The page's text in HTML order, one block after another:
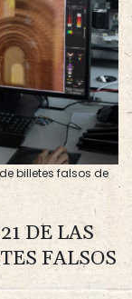
billetes falsos de
DE LAS
FALSOS